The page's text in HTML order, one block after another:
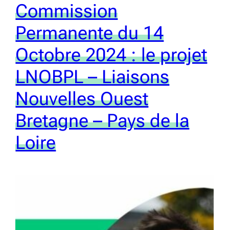
Commission
Permanente du 14
Octobre 2024 : le projet
LNOBPL – Liaisons
Nouvelles Ouest
Bretagne – Pays de la
Loire